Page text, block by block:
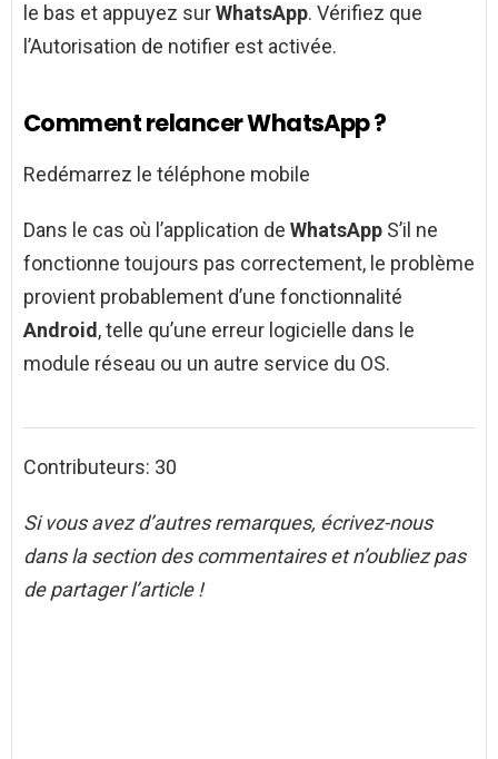
le bas et appuyez surWhatsApp. Vérifiez que
l’Autorisation de notifier est activée.
Comment relancer WhatsApp ?
Redémarrez le téléphone mobile
Dans le cas où l’application de WhatsApp S’il ne
fonctionne toujours pas correctement, le problème
provient probablement d’une fonctionnalité
Android, telle qu’une erreur logicielle dans le
module réseau ou un autre service du OS.
Contributeurs: 30
Si vous avez d’autres remarques, écrivez-nous
dans la section des commentaires et n’oubliez pas
de partager l’article !